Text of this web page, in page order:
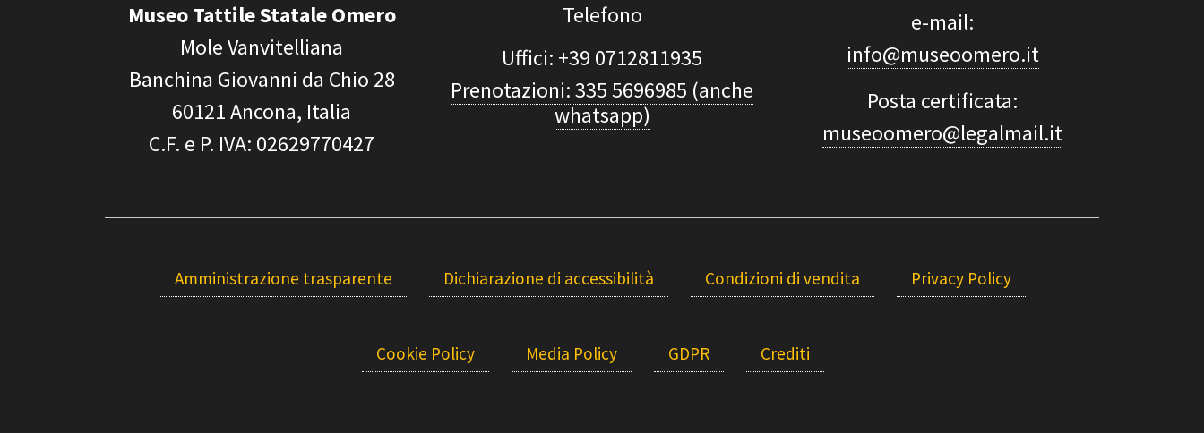
Museo Tattile Statale Omero
Mole Vanvitelliana
Banchina Giovanni da Chio 28
60121Ancona, Italia
C.F. e P. IVA: 02629770427
Telefono
Uffici: +39 0712811935
Prenotazioni: 335 5696985 (anche
whatsapp)
e-mail:
info@museoomero.it
Posta certificata:
museoomero@legalmail.it
Amministrazione trasparente Dichiarazione di accessibilità Condizioni di vendita Privacy Policy
Cookie Policy Media Policy GDPR Crediti